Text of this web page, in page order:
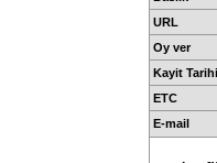
URL
Oy ver
Kayit Tarihi
ETC
E-mail